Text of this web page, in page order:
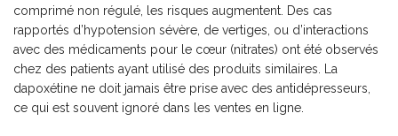
comprimé non régulé, les risques augmentent. Des cas
rapportés d’hypotension sévère, de vertiges, ou d’interactions
avec des médicaments pour le cœur (nitrates) ont été observés
chez des patients ayant utilisé des produits similaires. La
dapoxétine ne doit jamais être prise avec des antidépresseurs,
ce qui est souvent ignoré dans les ventes en ligne.